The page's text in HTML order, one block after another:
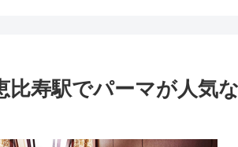
比寿駅でパーマが人気